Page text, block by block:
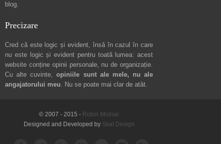
blog.
Precizare
Cred că este logic și evident, însă în cazul în care
nu este logic și evident pentru toată lumea: acest
website conține opinii personale, nu de organizație.
Cu alte cuvinte,opiniile sunt ale mele, nu ale
angajatorului meu. Nu se poate mai clar de atât.
© 2007 - 2015 - Robin Molnar
Designed and Developed by Skat Design